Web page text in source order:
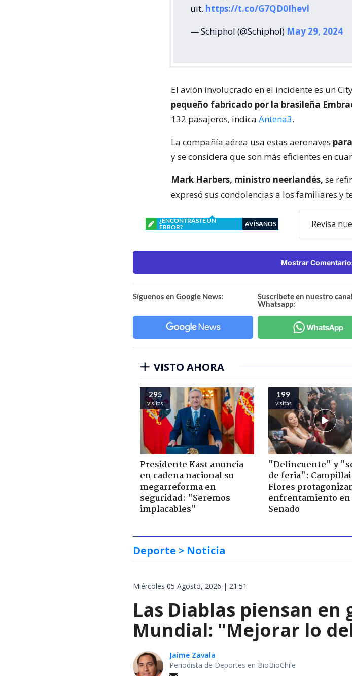
uit. https://t.co/G7QD0Ihevl
— Schiphol (@Schiphol) May 29, 2024
El avión involucrado en el incidente es un
pequeño fabricado por la brasileña
132 pasajeros, indica Antena3.
La compañía aérea usa estas aeronaves
y se considera que son más eficientes en
Mark Harbers, ministro neerlandés, se
expresó sus condolencias a los familiares y
¿ENCONTRASTE UN
ERROR?
AVÍSANOS Revisa
Mostrar
Síguenos en Google News:
Suscríbete en nuestro
Whatsapp:
VISTO AHORA
295
visitas
Presidente Kast anuncia
en cadena nacional su
megarreforma en
seguridad: "Seremos
implacables"
199
visitas
"Delincuente" y
de feria":
Flores
enfrentamiento
Senado
Deporte > Noticia
Miércoles 05 Agosto, 2026 | 21:51
Las Diablas piensan en
Mundial: "Mejorar lo
Jaime Zavala
Periodista de Deportes en BioBioChile